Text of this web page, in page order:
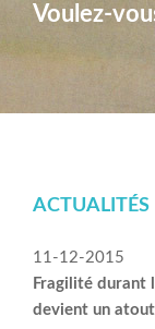
Voulez-
ACTUALITÉS
11-12-2015
Fragilité durant
devient un atout